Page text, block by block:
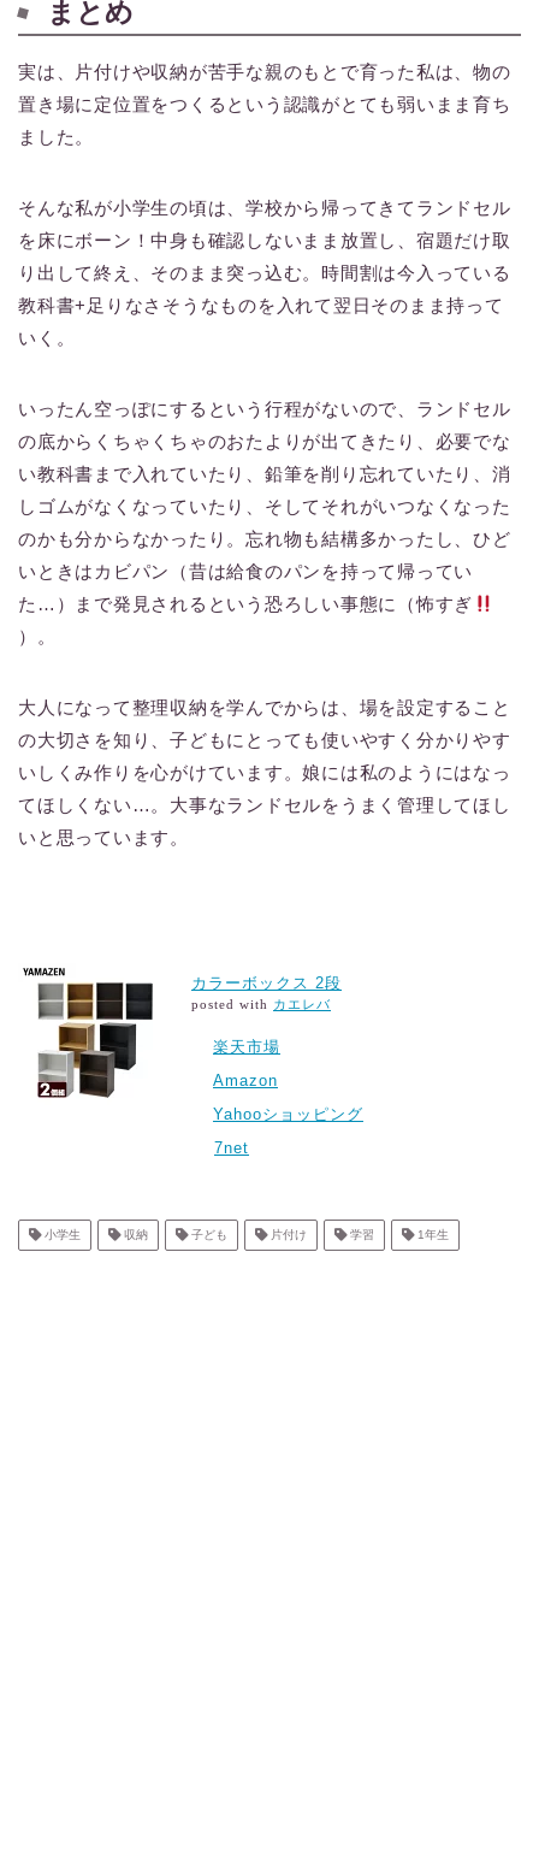
まとめ
実は、片付けや収納が苦手な親のもとで育った私は、物の
置き場に定位置をつくるという認識がとても弱いまま育ち
ました。
そんな私が小学生の頃は、学校から帰ってきてランドセル
を床にボーン！中身も確認しないまま放置し、宿題だけ取
り出して終え、そのまま突っ込む。時間割は今入っている
教科書+足りなさそうなものを入れて翌日そのまま持って
いく。
いったん空っぽにするという行程がないので、ランドセル
の底からくちゃくちゃのおたよりが出てきたり、必要でな
い教科書まで入れていたり、鉛筆を削り忘れていたり、消
しゴムがなくなっていたり、そしてそれがいつなくなった
のかも分からなかったり。忘れ物も結構多かったし、ひど
いときはカビパン（昔は給食のパンを持って帰ってい
た…）まで発見されるという恐ろしい事態に（怖すぎ
）。
大人になって整理収納を学んでからは、場を設定すること
の大切さを知り、子どもにとっても使いやすく分かりやす
いしくみ作りを心がけています。娘には私のようにはなっ
てほしくない…。大事なランドセルをうまく管理してほし
いと思っています。
カラーボックス 2段
posted with カエレバ
楽天市場
Amazon
Yahooショッピング
7net
小学生 収納 子ども 片付け 学習 1年生